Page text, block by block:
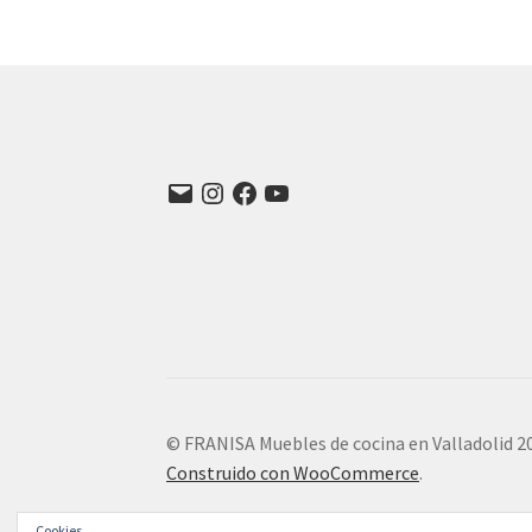
Correo
electrónico
Instagram
Facebook
YouTube
© FRANISA Muebles de cocina en Valladolid
Construido con WooCommerce.